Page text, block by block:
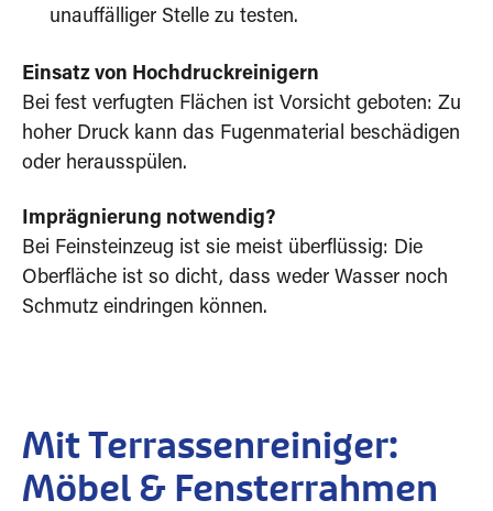
unauffälliger Stelle zu testen.
Einsatz von Hochdruckreinigern
Bei fest verfugten Flächen ist Vorsicht geboten: Zu
hoher Druck kann das Fugenmaterial beschädigen
oder herausspülen.
Imprägnierung notwendig?
Bei Feinsteinzeug ist sie meist überflüssig: Die
Oberfläche ist so dicht, dass weder Wasser noch
Schmutz eindringen können.
Mit Terrassenreiniger:
Möbel & Fensterrahmen